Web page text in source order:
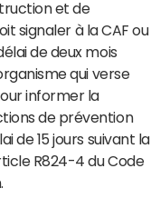
et de
signaler à la CAF ou
de deux mois
qui verse
informer la
de prévention
de 15 jours suivant la
R824-4 du Code